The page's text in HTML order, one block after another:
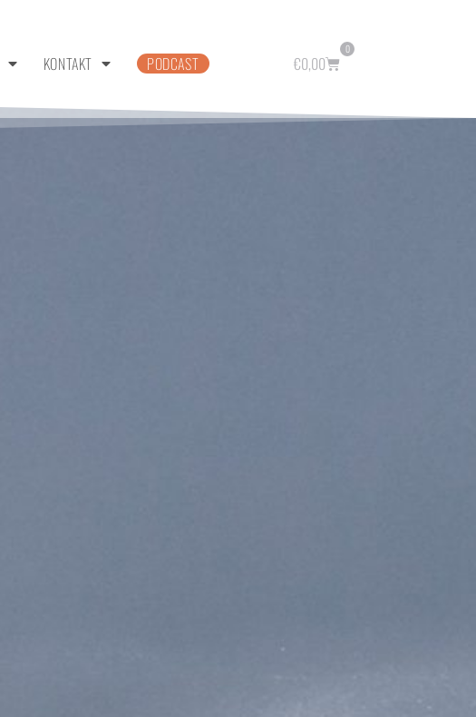
KONTAKT PODCAST €0,00
0